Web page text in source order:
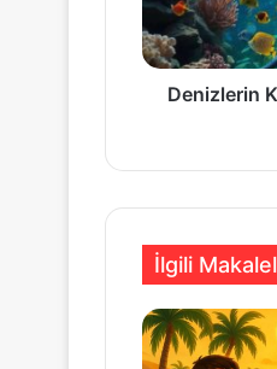
Kızının
Hikayesi
Denizlerin
İlgili